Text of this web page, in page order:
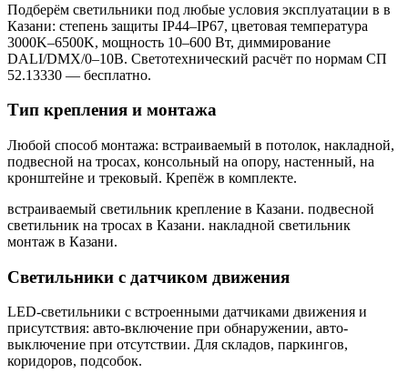
Подберём светильники под любые условия эксплуатации в в
Казани: степень защиты IP44–IP67, цветовая температура
3000K–6500K, мощность 10–600 Вт, диммирование
DALI/DMX/0–10В. Светотехнический расчёт по нормам СП
52.13330 — бесплатно.
Тип крепления и монтажа
Любой способ монтажа: встраиваемый в потолок, накладной,
подвесной на тросах, консольный на опору, настенный, на
кронштейне и трековый. Крепёж в комплекте.
встраиваемый светильник крепление в Казани. подвесной
светильник на тросах в Казани. накладной светильник
монтаж в Казани.
Светильники с датчиком движения
LED-светильники с встроенными датчиками движения и
присутствия: авто-включение при обнаружении, авто-
выключение при отсутствии. Для складов, паркингов,
коридоров, подсобок.